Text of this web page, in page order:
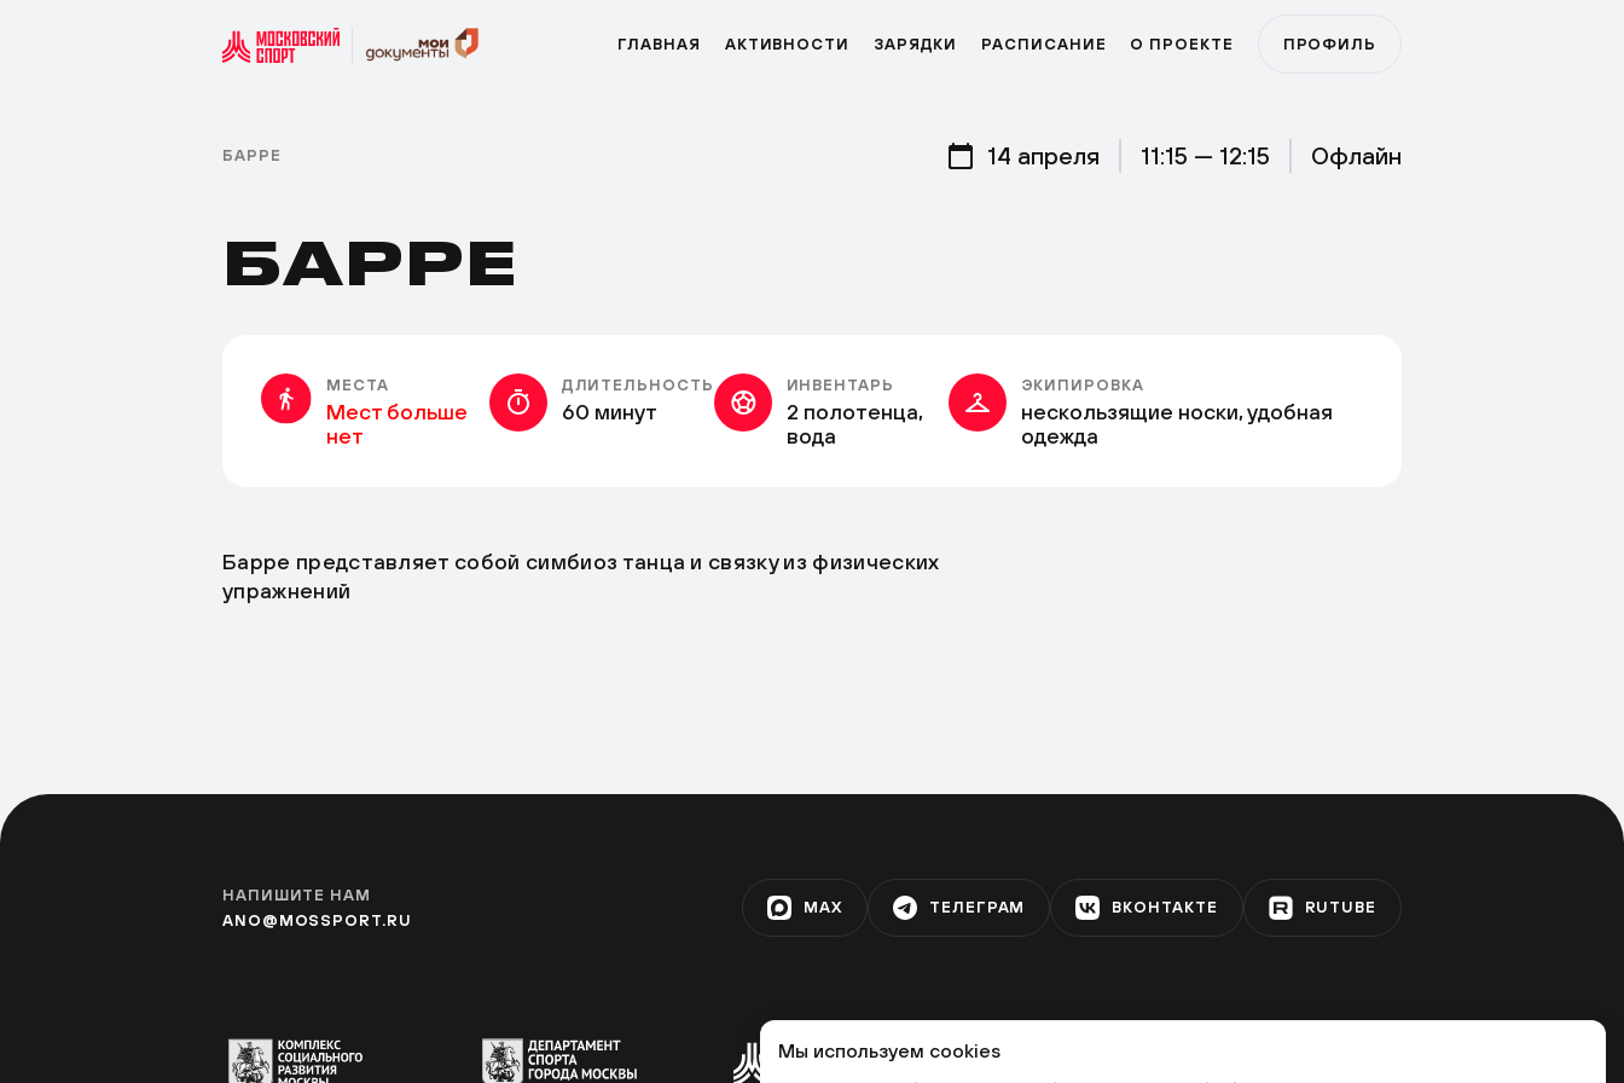
ГЛАВНАЯ АКТИВНОСТИ ЗАРЯДКИ РАСПИСАНИЕ О ПРОЕКТЕ ПРОФИЛЬ
БАРРЕ 14 апреля 11:15 — 12:15 Офлайн
БАРРЕ
МЕСТА
Мест больше
нет
ДЛИТЕЛЬНОСТЬ
60 минут
ИНВЕНТАРЬ
2 полотенца,
вода
ЭКИПИРОВКА
нескользящие носки, удобная
одежда
Барре представляет собой симбиоз танца и связку из физических
упражнений
НАПИШИТЕ НАМ
ANO@MOSSPORT.RU
MAX ТЕЛЕГРАМ ВКОНТАКТЕ RUTUBE
Мы используем cookies